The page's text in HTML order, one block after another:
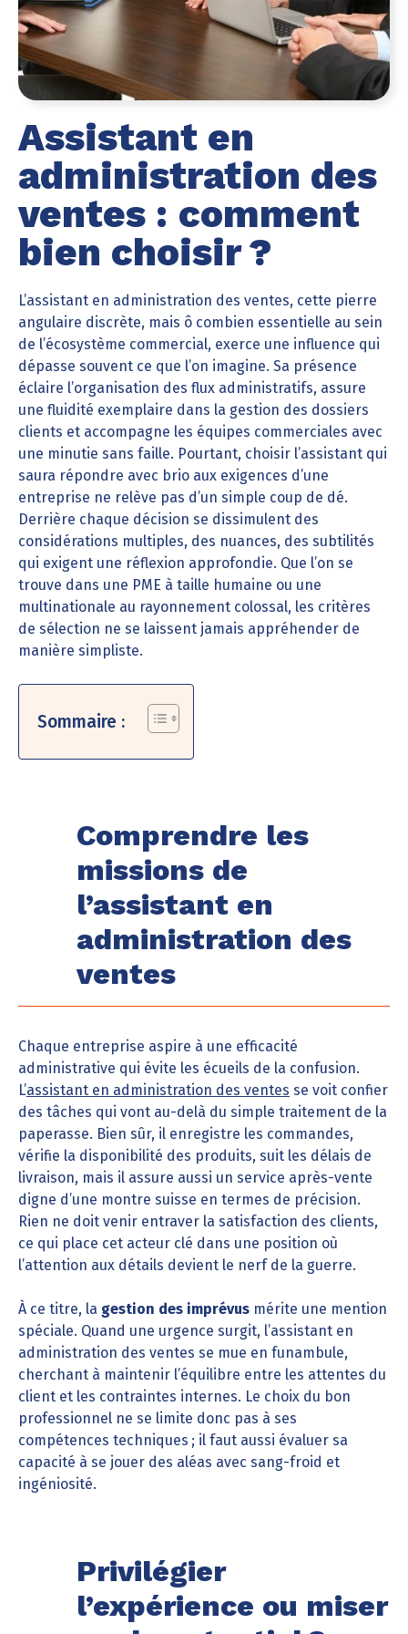
Assistant en
administration des
ventes : comment
bien choisir ?
L’assistant en administration des ventes, cette pierre
angulaire discrète, mais ô combien essentielle au sein
de l’écosystème commercial, exerce une influence qui
dépasse souvent ce que l’on imagine. Sa présence
éclaire l’organisation des flux administratifs, assure
une fluidité exemplaire dans la gestion des dossiers
clients et accompagne les équipes commerciales avec
une minutie sans faille. Pourtant, choisir l’assistant qui
saura répondre avec brio aux exigences d’une
entreprise ne relève pas d’un simple coup de dé.
Derrière chaque décision se dissimulent des
considérations multiples, des nuances, des subtilités
qui exigent une réflexion approfondie. Que l’on se
trouve dans une PME à taille humaine ou une
multinationale au rayonnement colossal, les critères
de sélection ne se laissent jamais appréhender de
manière simpliste.
Sommaire :
Comprendre les
missions de
l’assistant en
administration des
ventes
Chaque entreprise aspire à une efficacité
administrative qui évite les écueils de la confusion.
L’assistant en administration des ventes se voit confier
des tâches qui vont au-delà du simple traitement de la
paperasse. Bien sûr, il enregistre les commandes,
vérifie la disponibilité des produits, suit les délais de
livraison, mais il assure aussi un service après-vente
digne d’une montre suisse en termes de précision.
Rien ne doit venir entraver la satisfaction des clients,
ce qui place cet acteur clé dans une position où
l’attention aux détails devient le nerf de la guerre.
À ce titre, la gestion des imprévus mérite une mention
spéciale. Quand une urgence surgit, l’assistant en
administration des ventes se mue en funambule,
cherchant à maintenir l’équilibre entre les attentes du
client et les contraintes internes. Le choix du bon
professionnel ne se limite donc pas à ses
compétences techniques ; il faut aussi évaluer sa
capacité à se jouer des aléas avec sang-froid et
ingéniosité.
Privilégier
l’expérience ou miser